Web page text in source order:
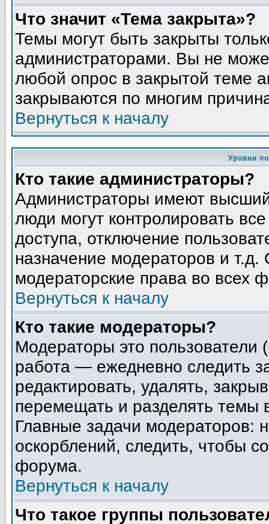
Что значит «Тема закрыта»?
Темы могут быть закрыты
администраторами. Вы не
любой опрос в закрытой теме
закрываются по многим
Вернуться к началу
Уровни
Кто такие администраторы?
Администраторы имеют
люди могут контролировать
доступа, отключение
назначение модераторов и
модераторские права во всех
Вернуться к началу
Кто такие модераторы?
Модераторы это пользователи
работа — ежедневно следить
редактировать, удалять,
перемещать и разделять темы
Главные задачи модераторов:
оскорблений, следить, чтобы
форума.
Вернуться к началу
Что такое группы